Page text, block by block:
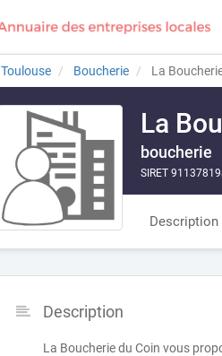
Toulouse Boucherie La
La
boucherie
SIRET
Description
Description
La Boucherie du Coin vous